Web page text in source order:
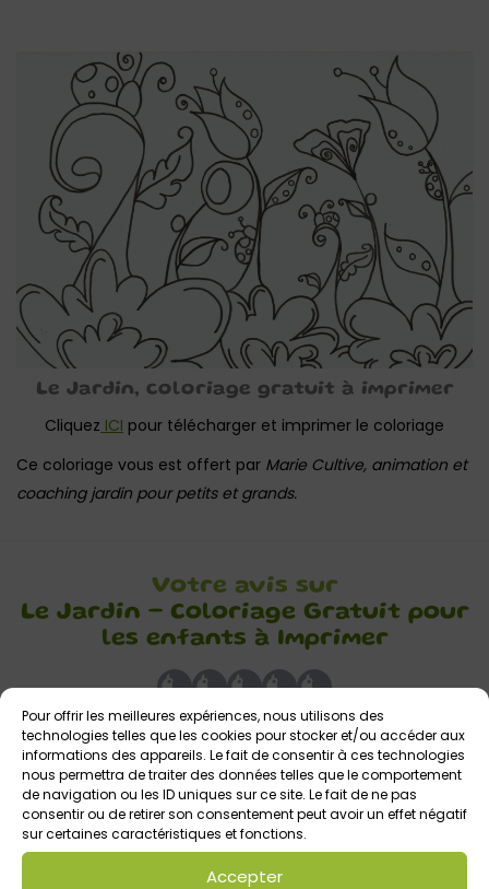
Pour offrir les meilleures expériences, nous utilisons des
technologies telles que les cookies pour stocker et/ou accéder aux
informations des appareils. Le fait de consentir à ces technologies
nous permettra de traiter des données telles que le comportement
de navigation ou les ID uniques sur ce site. Le fait de ne pas
consentir ou de retirer son consentement peut avoir un effet négatif
sur certaines caractéristiques et fonctions.
Accepter
Le Jardin, coloriage gratuit à imprimer
Cliquez ICI pour télécharger et imprimer le coloriage
Ce coloriage vous est offert par Marie Cultive, animation et
coaching jardin pour petits et grands.
Votre avis sur
Le Jardin – Coloriage Gratuit pour
les enfants à Imprimer
Laisser un commentaire
Commentaire*